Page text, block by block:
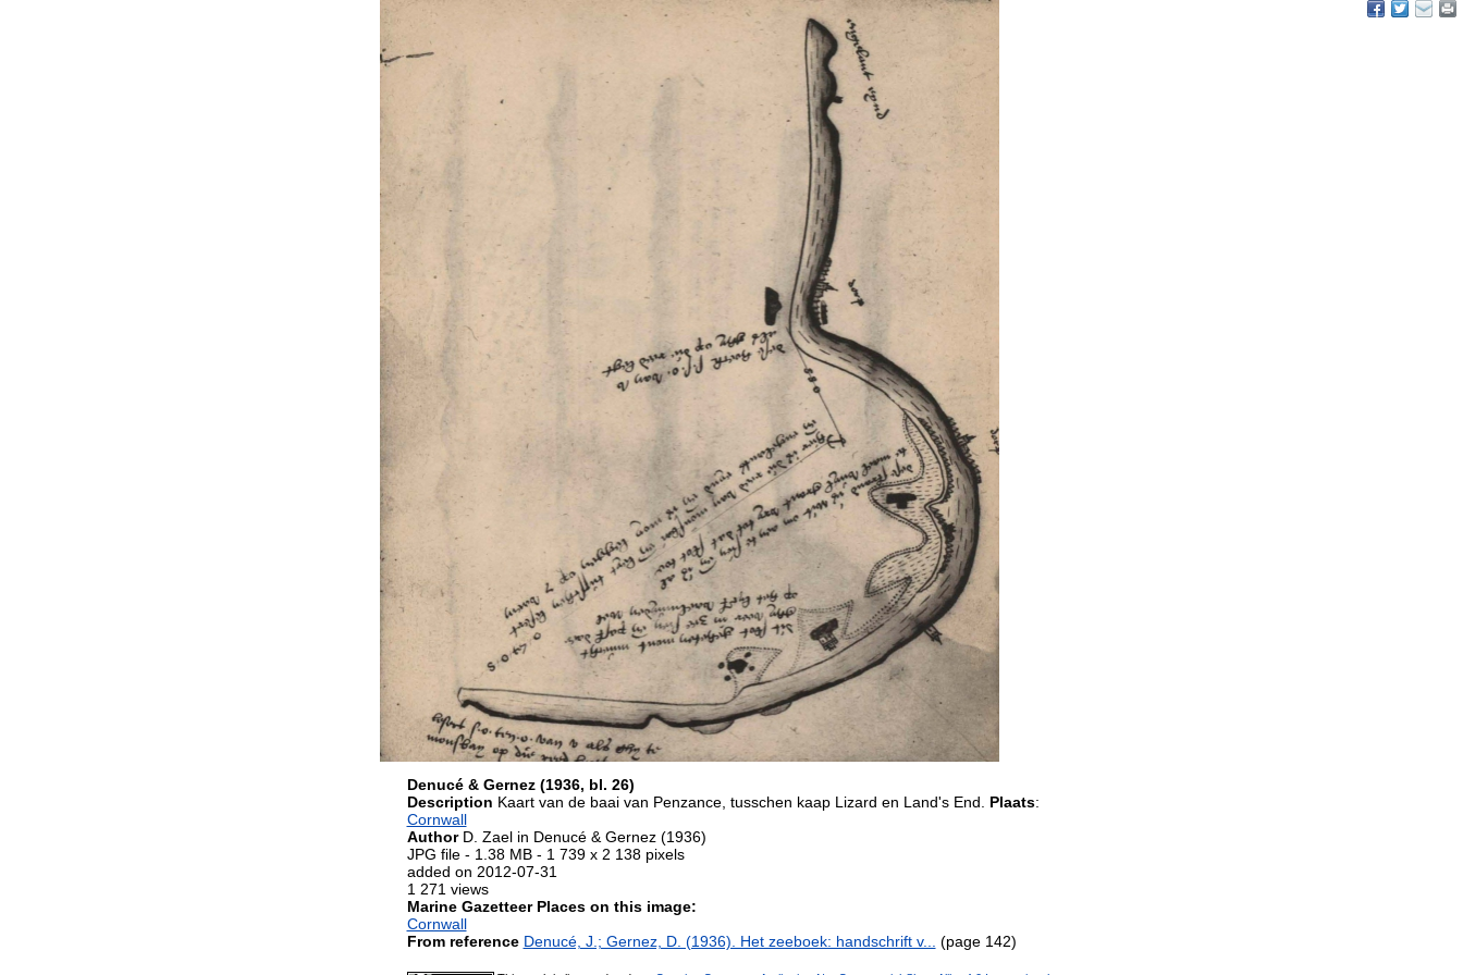
Denucé & Gernez (1936, bl. 26)
Description Kaart van de baai van Penzance, tusschen kaap Lizard en Land's End. Plaats:
Cornwall
Author D. Zael in Denucé & Gernez (1936)
JPG file- 1.38 MB - 1 739 x 2 138 pixels
added on 2012-07-31
1 271 views
Marine Gazetteer Places on this image:
Cornwall
From reference Denucé, J.; Gernez, D. (1936). Het zeeboek: handschrift v... (page 142)